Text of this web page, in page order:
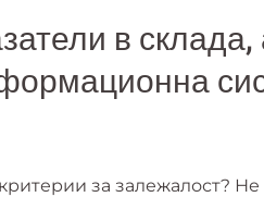
в склада,
за залежалост? Не